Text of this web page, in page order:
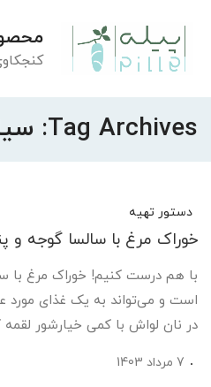
Tag Archives: سیامزگی
دستور تهیه
خوراک مرغ با سالسا گوجه و
با هم درست کنیم! خوراک مرغ با
است و می‌تواند به یک غذای مورد
در نان لواش با کمی خیارشور
7 مرداد 1403